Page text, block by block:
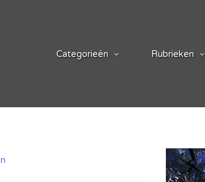
Categorieën Rubrieken